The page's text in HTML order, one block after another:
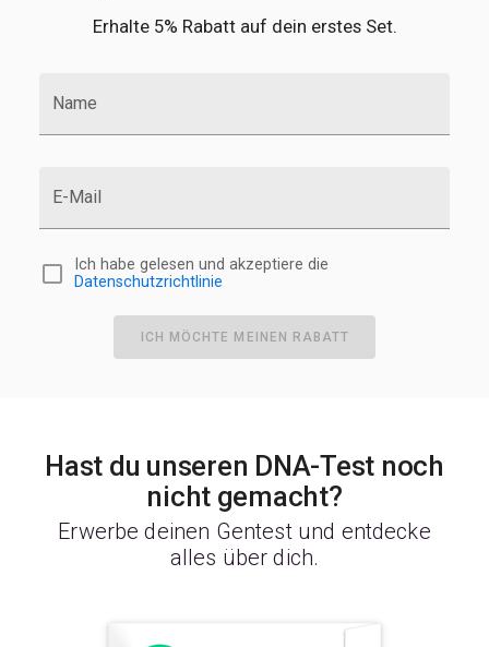
Erhalte 5% Rabatt auf dein erstes Set.
Name
E-Mail
Ich habe gelesen und akzeptiere die
Datenschutzrichtlinie
ICH MÖCHTE MEINEN RABATT
Hast du unseren DNA-Test noch
nicht gemacht?
Erwerbe deinen Gentest und entdecke
alles über dich.